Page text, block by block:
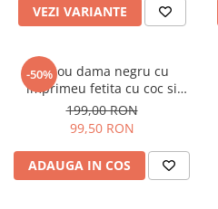
VEZI VARIANTE
-50%
Tricou dama negru cu
imprimeu fetita cu coc si
ochelari albastrii
199,00 RON
99,50 RON
ADAUGA IN COS